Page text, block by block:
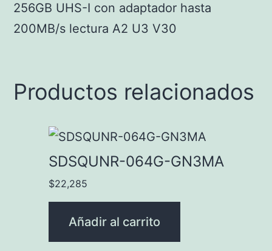
256GB UHS-I con adaptador hasta
200MB/s lectura A2 U3 V30
Productos relacionados
SDSQUNR-064G-GN3MA
$22,285
Añadir al carrito